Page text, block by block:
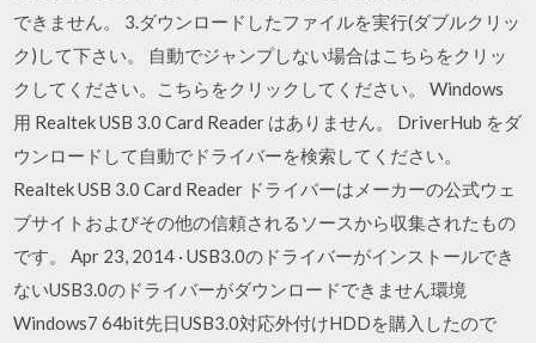
できません。 3.ダウンロードしたファイルを実行(ダブルクリッ
ク)して下さい。 自動でジャンプしない場合はこちらをクリッ
クしてください。こちらをクリックしてください。 Windows
用 Realtek USB 3.0 Card Reader はありません。 DriverHub をダ
ウンロードして自動でドライバーを検索してください。
Realtek USB 3.0 Card Reader ドライバーはメーカーの公式ウェ
ブサイトおよびその他の信頼されるソースから収集されたもの
です。 Apr 23, 2014 · USB3.0のドライバーがインストールでき
ないUSB3.0のドライバーがダウンロードできません環境
Windows7 64bit先日USB3.0対応外付けHDDを購入したので